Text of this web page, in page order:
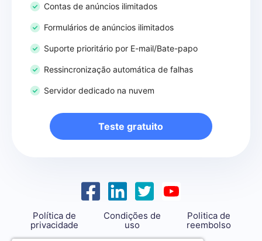
Contas de anúncios ilimitados
Formulários de anúncios ilimitados
Suporte prioritário por E-mail/Bate-papo
Ressincronização automática de falhas
Servidor dedicado na nuvem
Teste gratuito
Política de
privacidade
Condições de
uso
Politica de
reembolso